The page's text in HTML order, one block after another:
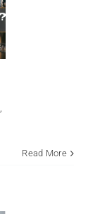
,
Read More